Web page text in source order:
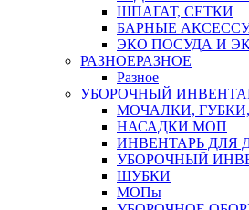
ШПАГАТ, СЕТКИ
БАРНЫЕ
ЭКО ПОСУДА И
РАЗНОЕРАЗНОЕ
Разное
УБОРОЧНЫЙ
МОЧАЛКИ,
НАСАДКИ МОП
ИНВЕНТАРЬ ДЛЯ
УБОРОЧНЫЙ
ШУБКИ
МОПы